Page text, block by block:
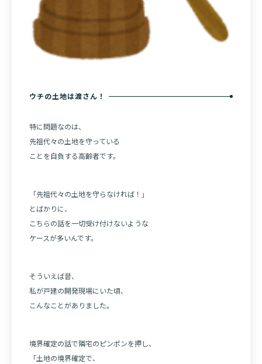
ウチの土地は渡さん！
特に問題なのは、
先祖代々の土地を守っている
ことを自負する高齢者です。
「先祖代々の土地を守らなければ！」
とばかりに、
こちらの話を一切受け付けないような
ケースが多いんです。
そういえば昔、
私が戸建の開発現場にいた頃、
こんなことがありました。
境界確定の話で隣宅のピンポンを押し、
「土地の境界確定で、